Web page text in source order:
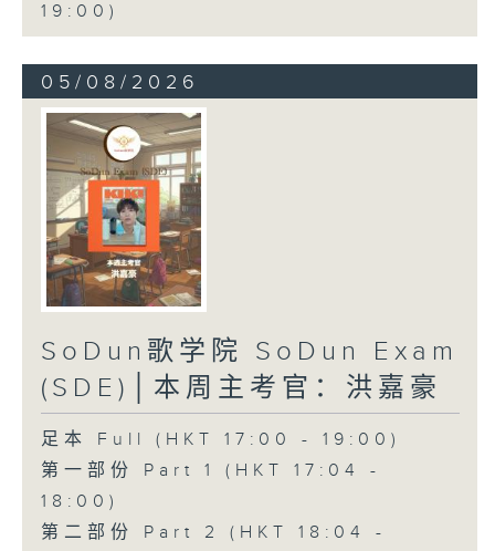
19:00)
05/08/2026
SoDun歌学院 SoDun Exam
(SDE)│本周主考官：洪嘉豪
足本 Full (HKT 17:00 - 19:00)
第一部份 Part 1 (HKT 17:04 -
18:00)
第二部份 Part 2 (HKT 18:04 -